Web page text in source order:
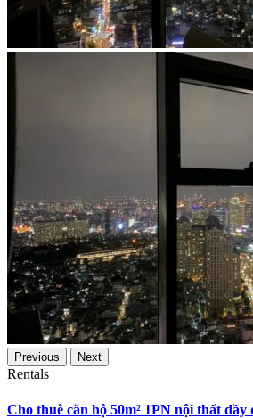
Previous Next
Rentals
Cho thuê căn hộ 50m² 1PN nội thất đầy